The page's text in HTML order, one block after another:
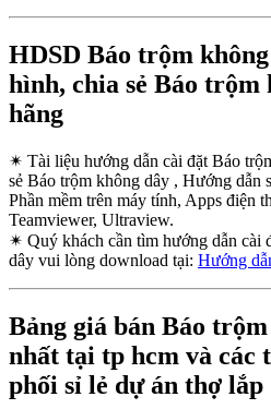
HDSD Báo trộm
hình, chia sẻ Báo trộm
hãng
✴ Tài liệu hướng dẫn cài đặt Báo
sẻ Báo trộm không dây , Hướng dẫn
Phần mềm trên máy tính, Apps điện
Teamviewer, Ultraview.
✴ Quý khách cần tìm hướng dẫn cài
dây vui lòng download tại: Hướng
Bảng giá bán Báo
nhất tại tp hcm và các
phối sỉ lẻ dự án thợ lắp